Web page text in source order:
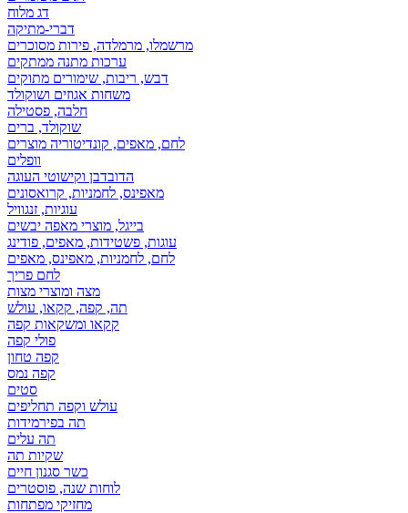
דג מלוח
דברי-מתיקה
מרשמלו, מרמלדה, פירות מסוכרים
ערכות מתנה ממתקים
דבש, ריבות, שימורים מתוקים
משחות אגוזים ושוקולד
חלבה, פסטילה
שוקולד, ברים
לחם, מאפים, קונדיטוריה מוצרים
וופלים
הדובדבן וקישוטי העוגה
מאפינס, לחמניות, קרואסונים
עוגיות, זנגוויל
בייגל, מוצרי מאפה יבשים
עוגות, פשטידות, מאפים, פודינג
לחם, לחמניות, מאפינס, מאפים
לחם פריך
מצה ומוצרי מצות
תה, קפה, קקאו, עולש
קקאו ומשקאות קפה
פולי קפה
קפה טחון
קפה נמס
סטים
עולש וקפה תחליפים
תה בפירמידות
תה עלים
שקיות תה
כשר סגנון חיים
לוחות שנה, פוסטרים
מחזיקי מפתחות